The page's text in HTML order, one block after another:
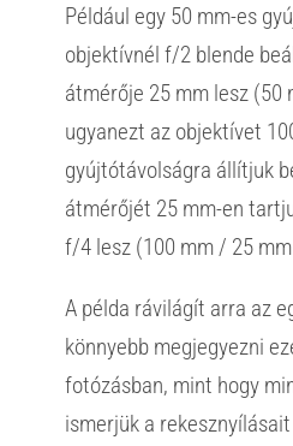
Például egy 50 mm-es
objektívnél f/2 blende
átmérője 25 mm lesz (50
ugyanezt az objektívet
gyújtótávolságra állítjuk
átmérőjét 25 mm-en
f/4 lesz (100 mm / 25
A példa rávilágít arra az
könnyebb megjegyezni
fotózásban, mint hogy
ismerjük a